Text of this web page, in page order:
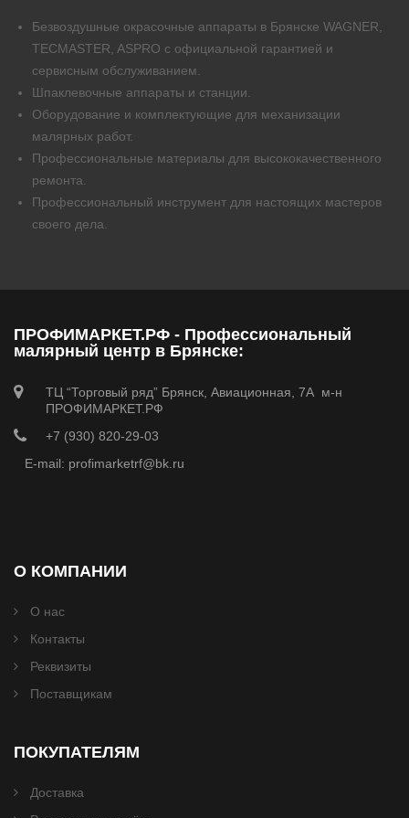
Безвоздушные окрасочные аппараты в Брянске WAGNER,
TECMASTER, ASPRO с официальной гарантией и
сервисным обслуживанием.
Шпаклевочные аппараты и станции.
Оборудование и комплектующие для механизации
малярных работ.
Профессиональные материалы для высококачественного
ремонта.
Профессиональный инструмент для настоящих мастеров
своего дела.
ПРОФИМАРКЕТ.РФ - Профессиональный
малярный центр в Брянске:
ТЦ “Торговый ряд” Брянск, Авиационная, 7А м-н
ПРОФИМАРКЕТ.РФ
+7 (930) 820-29-03
E-mail: profimarketrf@bk.ru
О КОМПАНИИ
О нас
Контакты
Реквизиты
Поставщикам
ПОКУПАТЕЛЯМ
Доставка